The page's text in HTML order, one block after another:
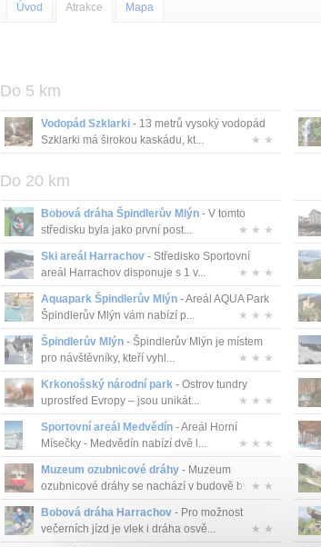
Úvod Atrakce Mapa
Do 5 km
Vodopád Szklarki - 13 metrů vysoký vodopád
Szklarki má širokou kaskádu, kt...
★ ★
Do 20 km
Bobová dráha Špindlerův Mlýn - V tomto
středisku byla jako první post...
★ ★ ★
Ski areál Harrachov - Středisko Sportovní
areál Harrachov disponuje s 1 v...
★ ★ ★
Aquapark Špindlerův Mlýn - Areál AQUA Park
Špindlerův Mlýn vám nabízí p...
★ ★ ★
Špindlerův Mlýn - Špindlerův Mlýn je místem
pro návštěvníky, kteří vyhl...
★ ★ ★
Krkonošský národní park - Ostrov tundry
uprostřed Evropy – jsou unikát...
★ ★ ★
Sportovní areál Medvědín - Areál Horní
Mísečky - Medvědín nabízí dvě l...
★ ★ ★
Muzeum ozubnicové dráhy - Muzeum
ozubnicové dráhy se nachází v budově bý...★ ★
Bobová dráha Harrachov - Pro možnost
večerních jízd je vlek i dráha osvě...
★ ★